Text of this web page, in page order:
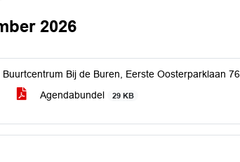
2026
Buurtcentrum Bij de Buren, Eerste Oosterparklaan 76
Agendabundel 29 KB